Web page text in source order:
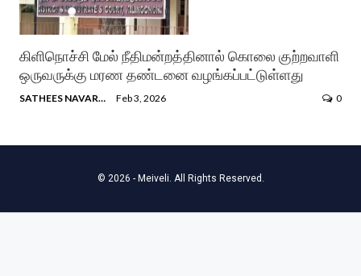
கிளிநொச்சி மேல் நீதிமன்றத்தினால் கொலை குற்றவாளி
ஒருவருக்கு மரண தண்டனை வழங்கப்பட்டுள்ளது
SATHEES NAVARATNAM Feb 3, 2026 0
© 2026 - Meiveli. All Rights Reserved.